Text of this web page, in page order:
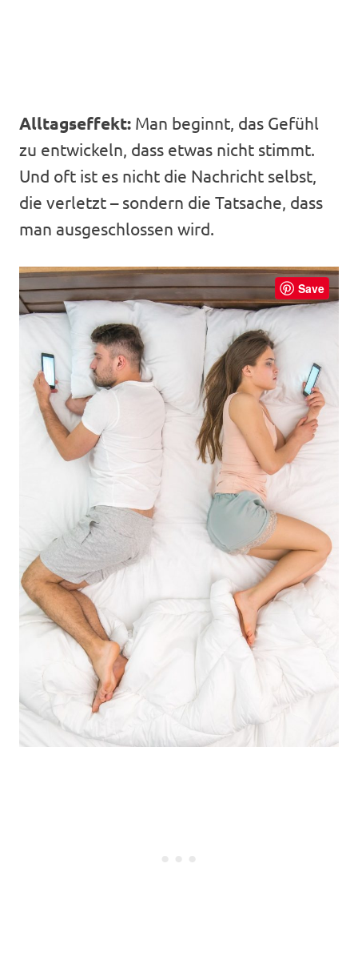
Alltagseffekt: Man beginnt, das Gefühl
zu entwickeln, dass etwas nicht stimmt.
Und oft ist es nicht die Nachricht selbst,
die verletzt – sondern die Tatsache, dass
man ausgeschlossen wird.
Save